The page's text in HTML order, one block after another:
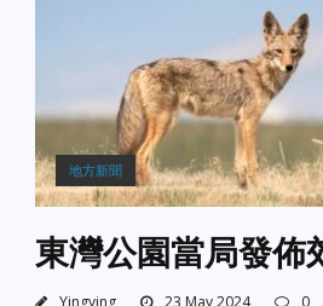
地方新聞
東灣公園當局發佈